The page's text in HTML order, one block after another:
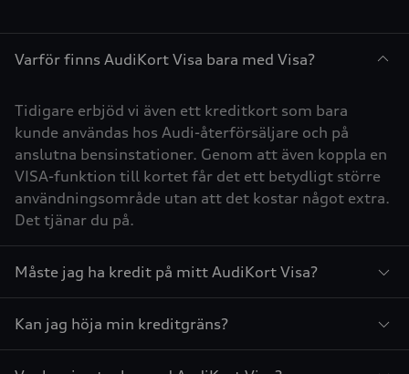
Varför finns AudiKort Visa bara med Visa?
Tidigare erbjöd vi även ett kreditkort som bara
kunde användas hos Audi-återförsäljare och på
anslutna bensinstationer. Genom att även koppla en
VISA-funktion till kortet får det ett betydligt större
användningsområde utan att det kostar något extra.
Det tjänar du på.
Måste jag ha kredit på mitt AudiKort Visa?
Kan jag höja min kreditgräns?